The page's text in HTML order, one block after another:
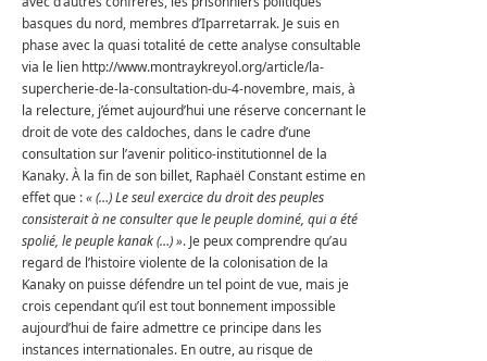
basques du nord, membres d’Iparretarrak. Je suis en
phase avec la quasi totalité de cette analyse consultable
via le lien http://www.montraykreyol.org/article/la-
supercherie-de-la-consultation-du-4-novembre, mais, à
la relecture, j’émet aujourd’hui une réserve concernant le
droit de vote des caldoches, dans le cadre d’une
consultation sur l’avenir politico-institutionnel de la
Kanaky. À la fin de son billet, Raphaël Constant estime en
effet que :« (…) Le seul exercice du droit des peuples
consisterait à ne consulter que le peuple dominé, qui a été
spolié, le peuple kanak (…) ». Je peux comprendre qu’au
regard de l’histoire violente de la colonisation de la
Kanaky on puisse défendre un tel point de vue, mais je
crois cependant qu’il est tout bonnement impossible
aujourd’hui de faire admettre ce principe dans les
instances internationales. En outre, au risque de